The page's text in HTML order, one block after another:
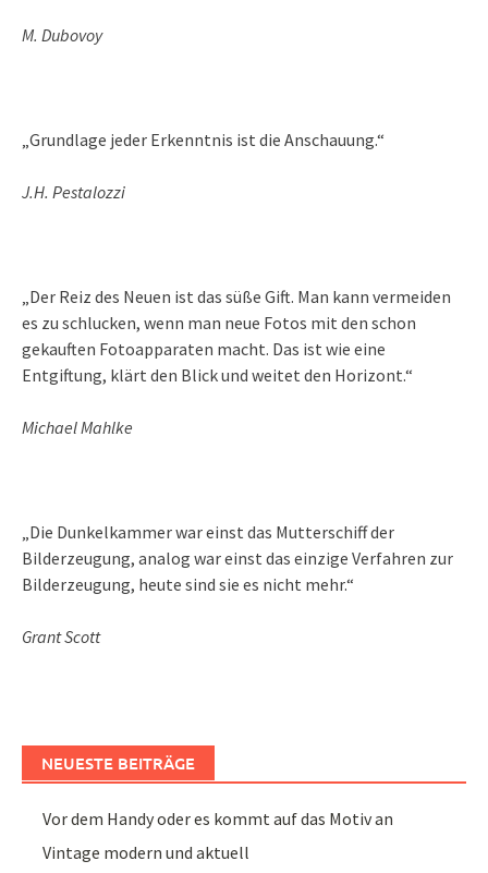
M. Dubovoy
„Grundlage jeder Erkenntnis ist die Anschauung.“
J.H. Pestalozzi
„Der Reiz des Neuen ist das süße Gift. Man kann vermeiden
es zu schlucken, wenn man neue Fotos mit den schon
gekauften Fotoapparaten macht. Das ist wie eine
Entgiftung, klärt den Blick und weitet den Horizont.“
Michael Mahlke
„Die Dunkelkammer war einst das Mutterschiff der
Bilderzeugung, analog war einst das einzige Verfahren zur
Bilderzeugung, heute sind sie es nicht mehr.“
Grant Scott
NEUESTE BEITRÄGE
Vor dem Handy oder es kommt auf das Motiv an
Vintage modern und aktuell